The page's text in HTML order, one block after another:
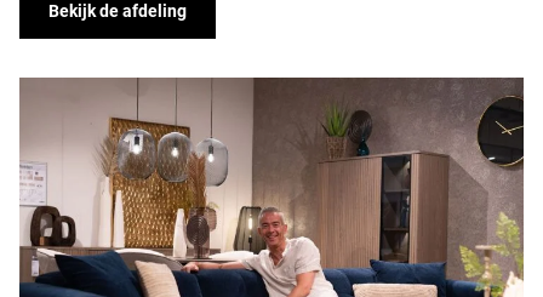
Bekijk de afdeling